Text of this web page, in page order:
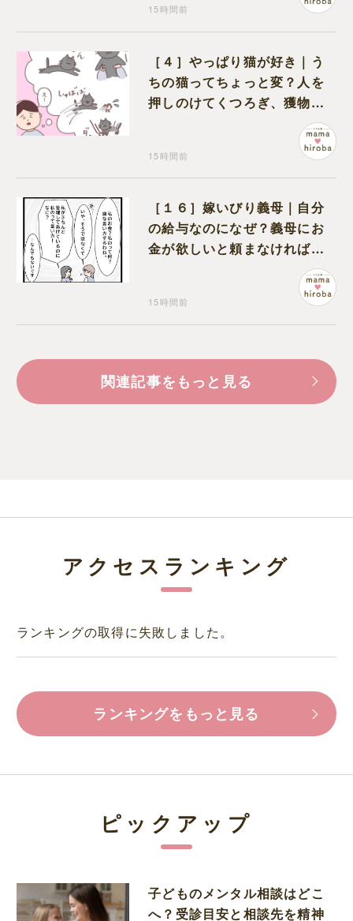
15時間前
［４］やっぱり猫が好き｜う
ちの猫ってちょっと変？人を
押しのけてくつろぎ、獲物に
も物怖じしない鋼のハート
15時間前
［１６］嫁いびり義母｜自分
の給与なのになぜ？義母にお
金が欲しいと頼まなければな
15時間前
関連記事をもっと見る
アクセスランキング
ランキングの取得に失敗しました。
ランキングをもっと見る
ピックアップ
子どものメンタル相談はどこ
へ？受診目安と相談先を精神